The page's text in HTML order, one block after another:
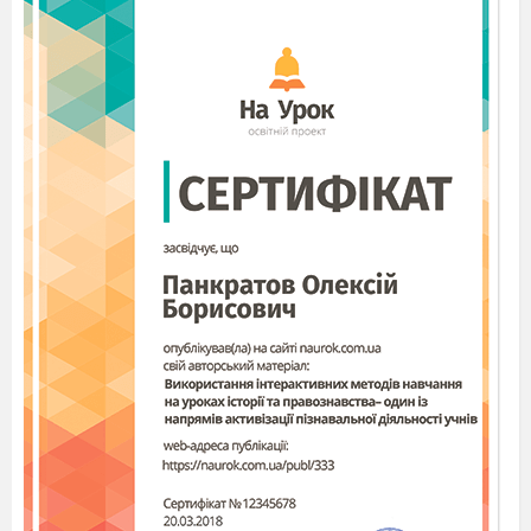
проводиться:
які виховують
любов до української
мови:
«Свято рідної мови», «Шевченківське
слово», мовно-літературні конкурси;
пов’язані з
вивченням історії рідного
краю і народу
відвідування місць історичних подій, вивчення
літератури, збирання документів та
матеріальних пам’яток, фотографування
історично цінних об’єктів, участь у
Всеукраїнських експедиціях і конкурсах,
влаштування виставок, святкування Дня
Конституції, Дня незалежності України, Дня
Соборності України;
військово-патріотичного виховання
фестиваль
патріотичної пісні; святкування Дня
перемоги, Дня збройних сил України, дня
пам’яті Героїв Крут; «Козацькі забави»;
інтелектуальні вікторини «Пишаємося
подвигами предків», уроки пам’яті, уроки